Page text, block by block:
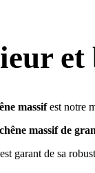
et
massifest notre
massif de
garant de sa